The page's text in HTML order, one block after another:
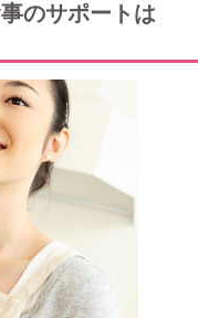
のサポートは